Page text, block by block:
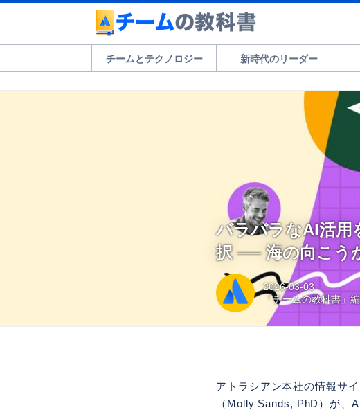
チームとテクノロジー 新時代のリーダー
バラバラなAI活用
択 ── 海の向こう
2026-03-03
「チームの教科書」
アトラシアン本社の情報サ
（Molly Sands, PhD）が、